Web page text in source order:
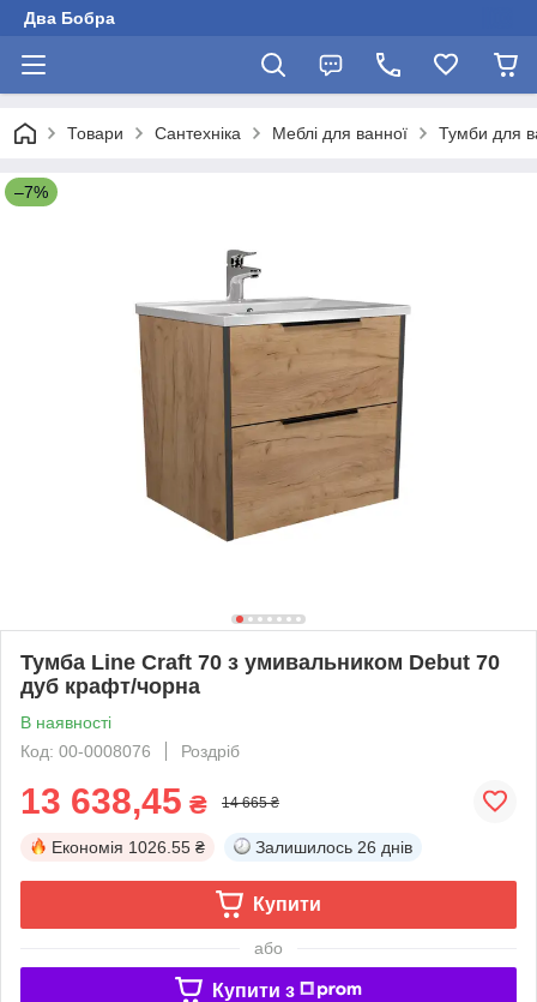
Два Бобра
Товари Сантехніка Меблі для ванної Тумби для
–7%
Тумба Line Craft 70 з умивальником Debut 70
дуб крафт/чорна
В наявності
Код: 00-0008076
Роздріб
13 638,45 ₴ 14 665 ₴
Економія 1026.55 ₴ Залишилось 26 днів
Купити
або
Купити з